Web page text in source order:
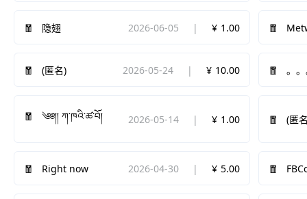
隐翅 2026-06-05 1.00
(匿名) 2026-05-24 10.00 。
༄༅།། ཀ་ཁའི་ཚ་བོ། 2026-05-14 1.00 (匿
Right now 2026-04-30 5.00